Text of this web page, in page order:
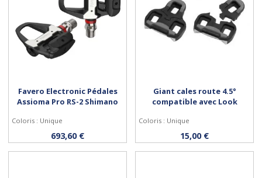
Acheter
Favero Electronic Pédales
Assioma Pro RS-2 Shimano
Coloris : Unique
693,60 € Acheter
Giant cales route 4.5°
compatible avec Look
Coloris : Unique
15,00 €